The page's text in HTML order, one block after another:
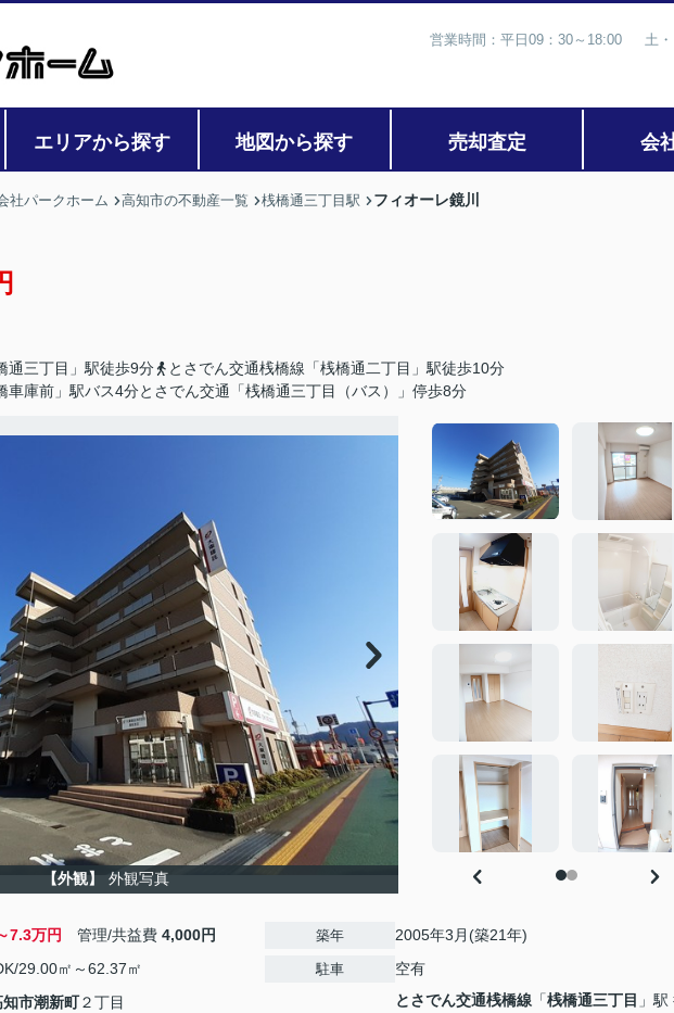
営業時間：平日09：30～18:00 土
エリアから探す 地図から探す 売却査定 会
社パークホーム 高知市の不動産一覧 桟橋通三丁目駅 フィオーレ鏡川
通三丁目」駅徒歩9分
とさでん交通桟橋線「桟橋通二丁目」駅徒歩10分
車庫前」駅バス4分とさでん交通「桟橋通三丁目（バス）」停歩8分
【外観】 外観写真
7.3万円 管理/共益費 4,000円
29.00㎡～62.37㎡
知市潮新町２丁目
築年 2005年3月(築21年)
駐車 空有
とさでん交通桟橋線 「桟橋通三丁目 」